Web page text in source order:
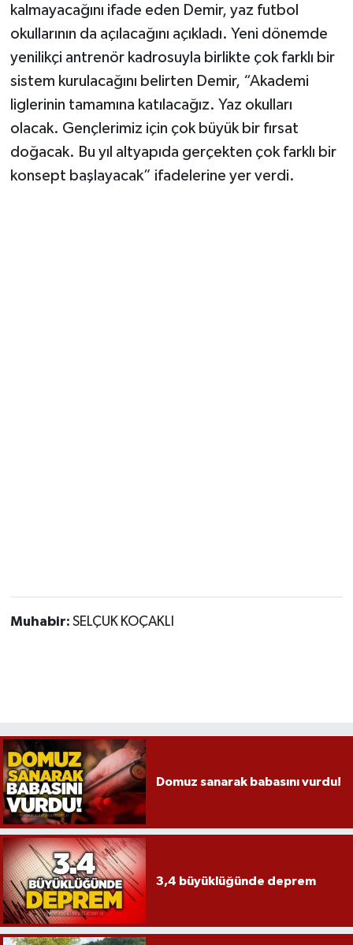
kalmayacağını ifade eden Demir, yaz futbol
okullarının da açılacağını açıkladı. Yeni dönemde
yenilikçi antrenör kadrosuyla birlikte çok farklı bir
sistem kurulacağını belirten Demir, “Akademi
liglerinin tamamına katılacağız. Yaz okulları
olacak. Gençlerimiz için çok büyük bir fırsat
doğacak. Bu yıl altyapıda gerçekten çok farklı bir
konsept başlayacak” ifadelerine yer verdi.
Muhabir: SELÇUK KOÇAKLI
Domuz sanarak babasını vurdu!
3,4 büyüklüğünde deprem